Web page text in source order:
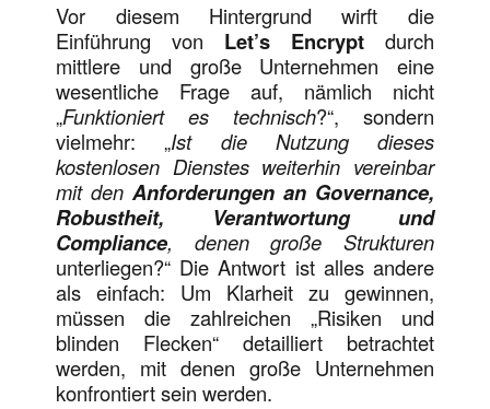
Vor diesem Hintergrund wirft die
Einführung von Let’s Encryptdurch
mittlere und große Unternehmen eine
wesentliche Frage auf, nämlich nicht
„Funktioniert es technisch?“, sondern
vielmehr: „Ist die Nutzung dieses
kostenlosen Dienstes weiterhin vereinbar
mit den Anforderungen an Governance,
Robustheit, Verantwortung und
Compliance, denen große Strukturen
unterliegen?“ Die Antwort ist alles andere
als einfach: Um Klarheit zu gewinnen,
müssen die zahlreichen „Risiken und
blinden Flecken“ detailliert betrachtet
werden, mit denen große Unternehmen
konfrontiert sein werden.